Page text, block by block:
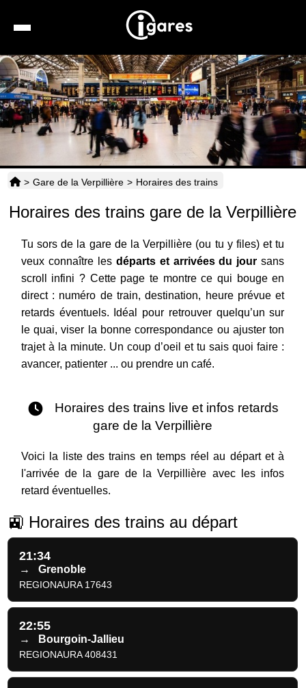
Recherche
Location de voiture
Hôtels
Horaires
> Gare de la Verpillière > Horaires des trains
Horaires des trains gare de la Verpillière
Tu sors de la gare de la Verpillière (ou tu y files) et tu
veux connaître les départs et arrivées du jour sans
scroll infini ? Cette page te montre ce qui bouge en
direct : numéro de train, destination, heure prévue et
retards éventuels. Idéal pour retrouver quelqu’un sur
le quai, viser la bonne correspondance ou ajuster ton
trajet à la minute. Un coup d’oeil et tu sais quoi faire :
avancer, patienter ... ou prendre un café.
Horaires des trains live et infos retards
gare de la Verpillière
Voici la liste des trains en temps réel au départ et à
l'arrivée de la gare de la Verpillière avec les infos
retard éventuelles.
🚉 Horaires des trains au départ
21:34
→ Grenoble
REGIONAURA 17643
22:55
→ Bourgoin-Jallieu
REGIONAURA 408431